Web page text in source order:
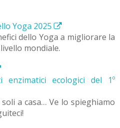
Yoga 2025
dello Yoga a migliorare la
mondiale.
enzimatici ecologici del 1º
a casa… Ve lo spieghiamo